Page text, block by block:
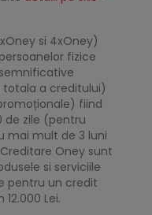
si 4xOney)
fizice
totala a creditului)
fiind
de zile (pentru
mai mult de 3 luni
Oney sunt
si serviciile
pentru un credit
Lei.